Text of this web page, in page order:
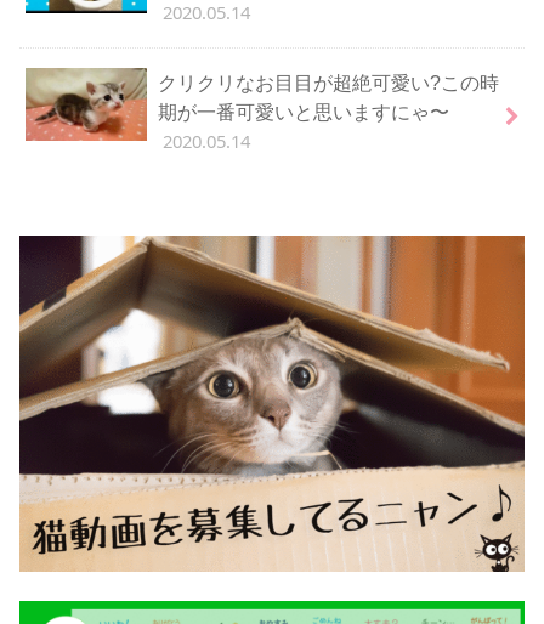
2020.05.14
クリクリなお目目が超絶可愛い?この時
期が一番可愛いと思いますにゃ〜
2020.05.14